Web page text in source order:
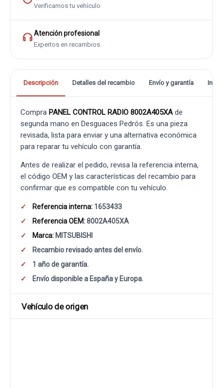
Verificamos tu vehículo
Atención profesional
Expertos en recambios
Descripción Detalles del recambio Envío y garantía
Compra PANEL CONTROL RADIO 8002A405XAde
segunda mano en Desguaces Pedrós. Es una pieza
revisada, lista para enviar y una alternativa económica
para reparar tu vehículo con garantía.
Antes de realizar el pedido, revisa la referencia interna,
el código OEM y las características del recambio para
confirmar que es compatible con tu vehículo.
Referencia interna: 1653433
Referencia OEM:8002A405XA
Marca: MITSUBISHI
Recambio revisado antes del envío.
1 año de garantía.
Envío disponible a España y Europa.
Vehículo de origen